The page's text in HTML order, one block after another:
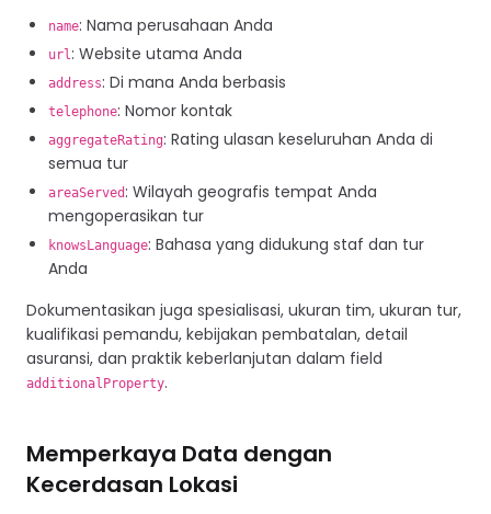
name: Nama perusahaan Anda
url: Website utama Anda
address: Di mana Anda berbasis
telephone: Nomor kontak
aggregateRating: Rating ulasan keseluruhan Anda di
semua tur
areaServed : Wilayah geografis tempat Anda
mengoperasikan tur
knowsLanguage: Bahasa yang didukung staf dan tur
Anda
Dokumentasikan juga spesialisasi, ukuran tim, ukuran tur,
kualifikasi pemandu, kebijakan pembatalan, detail
asuransi, dan praktik keberlanjutan dalam field
additionalProperty.
Memperkaya Data dengan
Kecerdasan Lokasi